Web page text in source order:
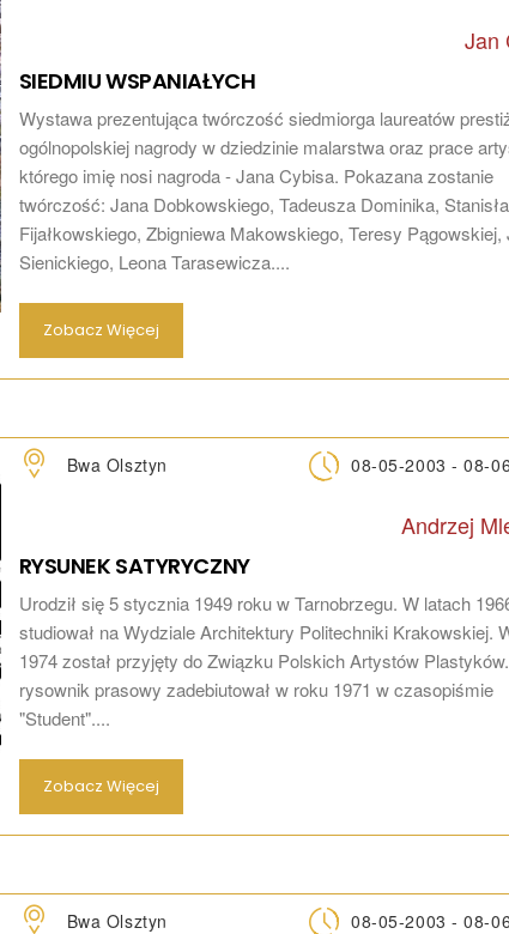
Jan
SIEDMIUWSPANIAŁYCH
Wystawa prezentująca twórczość siedmiorga laureatów
ogólnopolskiej nagrody w dziedzinie malarstwa oraz prace
którego imię nosi nagroda - Jana Cybisa. Pokazana zostanie
twórczość: Jana Dobkowskiego, Tadeusza Dominika,
Fijałkowskiego, Zbigniewa Makowskiego, Teresy Pągowskiej,
Sienickiego, Leona Tarasewicza....
Zobacz Więcej
Bwa Olsztyn 08-05-2003 - 08-
Andrzej
RYSUNEK SATYRYCZNY
Urodził się 5 stycznia 1949 roku w Tarnobrzegu. W latach
studiował na Wydziale Architektury Politechniki Krakowskiej.
1974 został przyjęty do Związku Polskich Artystów
rysownik prasowy zadebiutował w roku 1971 w czasopiśmie
"Student"....
Zobacz Więcej
Bwa Olsztyn 08-05-2003 - 08-